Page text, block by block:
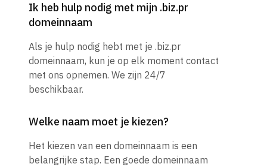
Ik heb hulp nodig met mijn .biz.pr
domeinnaam
Als je hulp nodig hebt met je .biz.pr
domeinnaam, kun je op elk moment contact
met ons opnemen. We zijn 24/7
beschikbaar.
Welke naam moet je kiezen?
Het kiezen van een domeinnaam is een
belangrijke stap. Een goede domeinnaam